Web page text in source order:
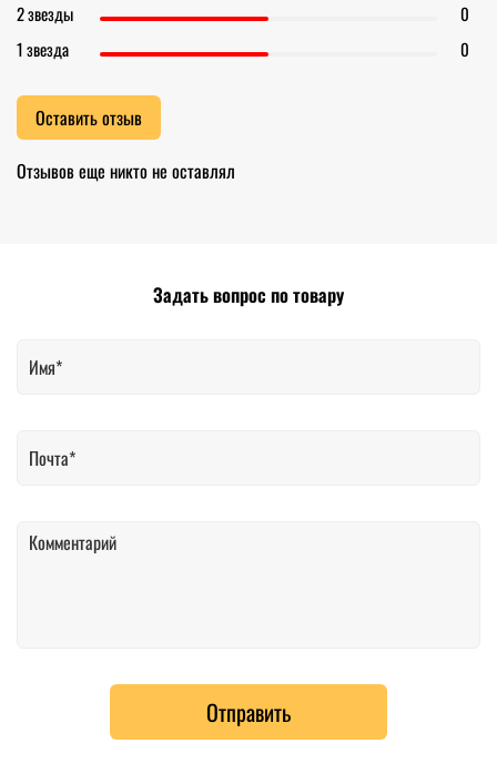
Отзывов еще никто не оставлял
2 звезды
0
1 звезда
0
Оставить отзыв
Задать вопрос по товару
Отправить